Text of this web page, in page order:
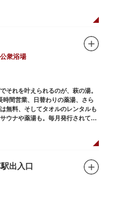
衆浴場
それを叶えられるのが、萩の湯。
間営業、日替わりの薬湯、さら
無料、そしてタオルのレンタルも
ウナや薬湯も。毎月発行されてい
、お好みの薬湯を楽しめます。
びではおいしい食事だけでなく、
食事をいただき、心も体も整えて
出入口